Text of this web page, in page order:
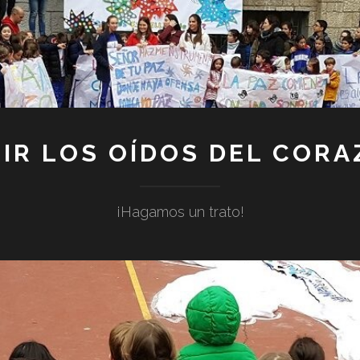
LOS OÍDOS DEL
¡Hagamos un trato!